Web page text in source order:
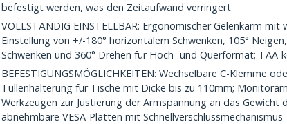
befestigt werden, was den Zeitaufwand verringert
VOLLSTÄNDIG EINSTELLBAR: Ergonomischer Gelenkarm mit
Einstellung von +/-180° horizontalem Schwenken, 105°
Schwenken und 360° Drehen für Hoch- und Querformat; TAA-
BEFESTIGUNGSMÖGLICHKEITEN: Wechselbare C-Klemme
Tüllenhalterung für Tische mit Dicke bis zu 110mm;
Werkzeugen zur Justierung der Armspannung an das Gewicht
abnehmbare VESA-Platten mit Schnellverschlussmechanismus